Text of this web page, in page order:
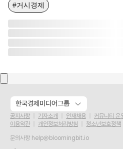
#거시경제
한국경제미디어그룹
공지사항 기자소개 인재채용
커뮤니티 운
이용약관
개인정보처리방침 청소년보호정책
문의사항 help@bloomingbit.io